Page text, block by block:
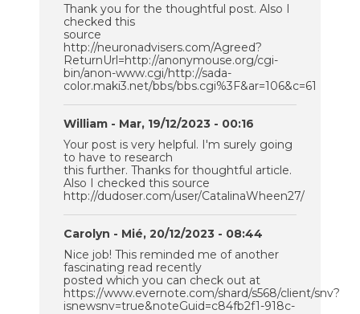
Thank you for the thoughtful post. Also I
checked this
source
http://neuronadvisers.com/Agreed?
ReturnUrl=http://anonymouse.org/cgi-
bin/anon-www.cgi/http://sada-
color.maki3.net/bbs/bbs.cgi%3F&ar=106&c=61
William - Mar, 19/12/2023 - 00:16
Your post is very helpful. I'm surely going
to have to research
this further. Thanks for thoughtful article.
Also I checked this source
http://dudoser.com/user/CatalinaWheen27/
Carolyn - Mié, 20/12/2023 - 08:44
Nice job! This reminded me of another
fascinating read recently
posted which you can check out at
https://www.evernote.com/shard/s568/client/snv?
isnewsnv=true&noteGuid=c84fb2f1-918c-